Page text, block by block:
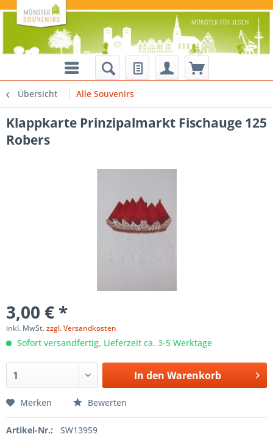
Übersicht Alle Souvenirs
Klappkarte Prinzipalmarkt Fischauge 125
Robers
3,00 € *
inkl. MwSt.zzgl. Versandkosten
Sofort versandfertig, Lieferzeit ca. 3-5 Werktage
In den Warenkorb
Merken Bewerten
Artikel-Nr.: SW13959